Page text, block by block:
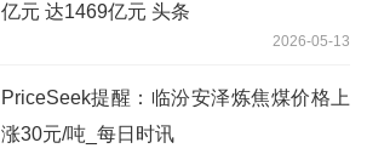
亿元 达1469亿元 头条
2026-05-13
PriceSeek提醒：临汾安泽炼焦煤价格上
涨30元/吨_每日时讯